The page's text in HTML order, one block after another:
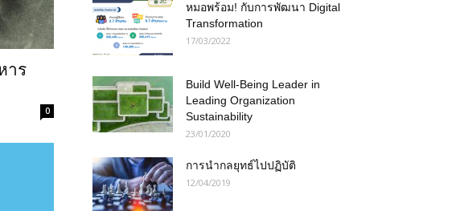
าร
0
หมอพร้อม! กับการพัฒนา Digital
Transformation
17/03/2022
Build Well-Being Leader in
Leading Organization
Sustainability
23/01/2020
การนำกลยุทธ์ไปปฏิบัติ
12/04/2019